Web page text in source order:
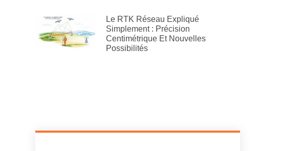
Le RTK Réseau Expliqué
Simplement : Précision
Centimétrique Et Nouvelles
Possibilités